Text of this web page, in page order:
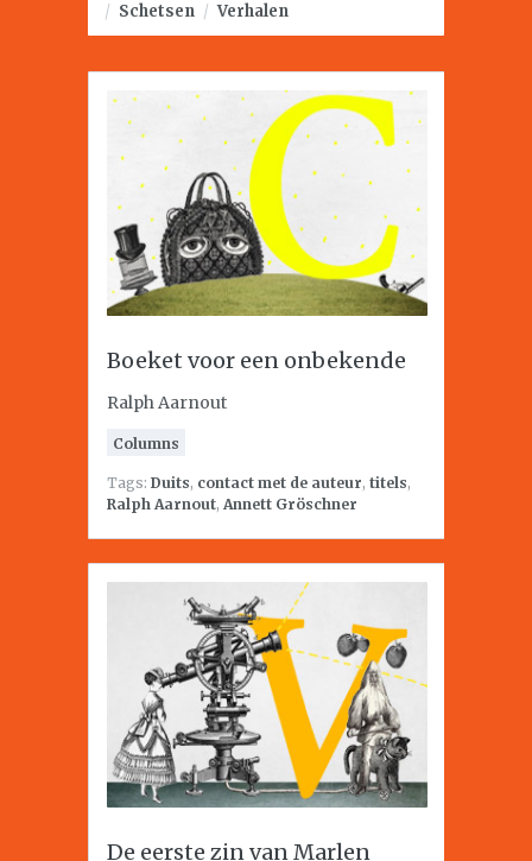
/ Schetsen / Verhalen
Boeket voor een onbekende
Ralph Aarnout
Columns
Tags: Duits, contact met de auteur, titels,
Ralph Aarnout, Annett Gröschner
De eerste zin van Marlen